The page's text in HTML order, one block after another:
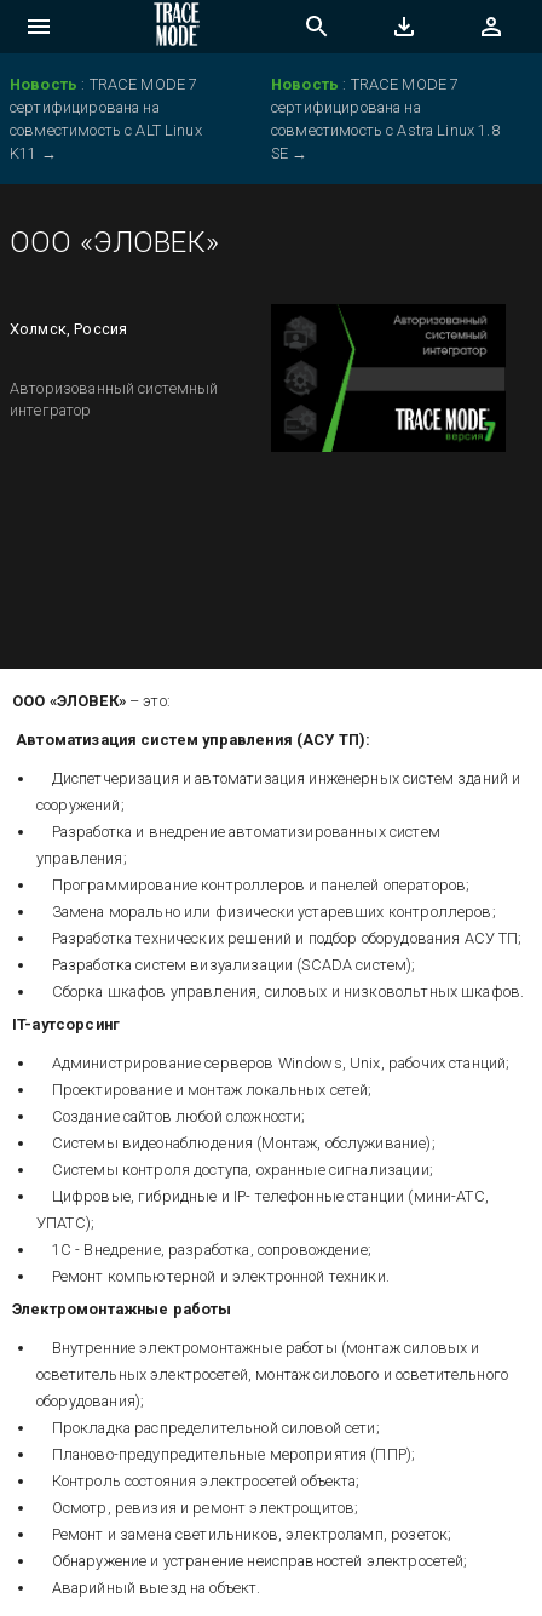
Новость : TRACE MODE 7
сертифицирована на
совместимость с ALT Linux
K11 →
Новость : TRACE MODE 7
сертифицирована на
совместимость с Astra Linux 1.8
SE →
ООО «ЭЛОВЕК»
Холмск, Россия
Авторизованный системный
интегратор
ООО «ЭЛОВЕК» – это:
Автоматизация систем управления (АСУ ТП):
Диспетчеризация и автоматизация инженерных систем зданий и
сооружений;
Разработка и внедрение автоматизированных систем
управления;
Программирование контроллеров и панелей операторов;
Замена морально или физически устаревших контроллеров;
Разработка технических решений и подбор оборудования АСУ ТП;
Разработка систем визуализации (SCADA систем);
Сборка шкафов управления, силовых и низковольтных шкафов.
IT-аутсорсинг
Администрирование серверов Windows, Unix, рабочих станций;
Проектирование и монтаж локальных сетей;
Создание сайтов любой сложности;
Системы видеонаблюдения (Монтаж, обслуживание);
Системы контроля доступа, охранные сигнализации;
Цифровые, гибридные и IP- телефонные станции (мини-АТС,
УПАТС);
1С - Внедрение, разработка, сопровождение;
Ремонт компьютерной и электронной техники.
Электромонтажные работы
Внутренние электромонтажные работы (монтаж силовых и
осветительных электросетей, монтаж силового и осветительного
оборудования);
Прокладка распределительной силовой сети;
Планово-предупредительные мероприятия (ППР);
Контроль состояния электросетей объекта;
Осмотр, ревизия и ремонт электрощитов;
Ремонт и замена светильников, электроламп, розеток;
Обнаружение и устранение неисправностей электросетей;
Аварийный выезд на объект.